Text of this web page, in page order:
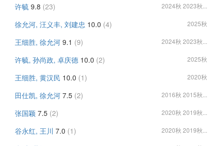
许毓 9.8 (23) 2024秋 2023秋...
徐允河, 汪义丰, 刘建忠 10.0 (4) 2025秋
王细胜, 徐允河 9.1 (9) 2024秋 2023秋...
许毓, 孙尚政, 卓庆德 10.0 (2) 2025秋
王细胜, 黄汉民 10.0 (1) 2020秋
田仕凯, 徐允河 7.5 (2) 2016秋 2015秋...
张国颖 7.5 (2) 2020秋 2019秋...
谷永红, 王川 7.0 (1) 2020秋 2019秋...